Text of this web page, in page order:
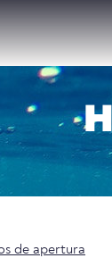
de apertura